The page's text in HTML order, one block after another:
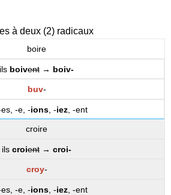
à deux (2) radicaux
boire
ils boivent → boiv-
buv-
-e, -ions , -iez , -ent
croire
ils croient → croi-
croy-
-e, -ions , -iez , -ent